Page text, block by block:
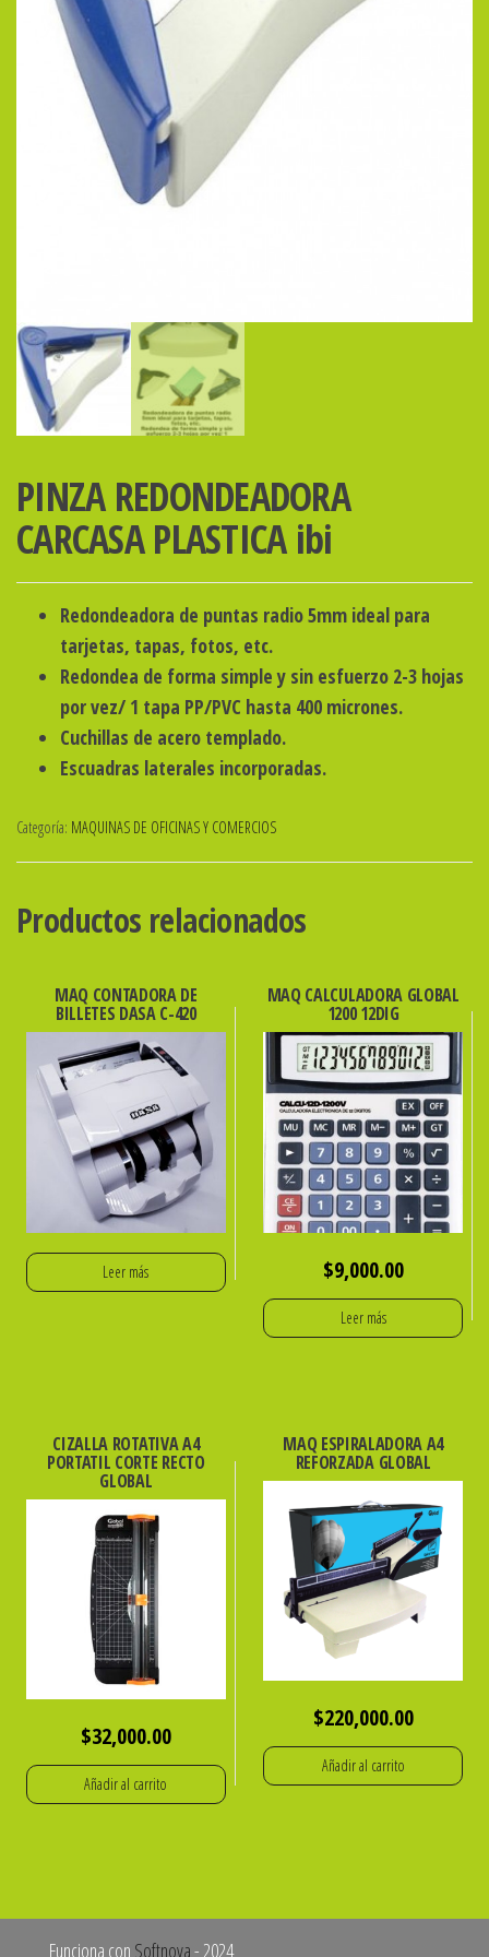
PINZA REDONDEADORA
CARCASA PLASTICA ibi
Redondeadora de puntas radio 5mm ideal para
tarjetas, tapas, fotos, etc.
Redondea de forma simple y sin esfuerzo 2-3 hojas
por vez/ 1 tapa PP/PVC hasta 400 micrones.
Cuchillas de acero templado.
Escuadras laterales incorporadas.
Categoría: MAQUINAS DE OFICINAS Y COMERCIOS
Productos relacionados
MAQ CONTADORA DE
BILLETES DASA C-420
Leer más
MAQ CALCULADORA GLOBAL
1200 12DIG
$9,000.00
Leer más
CIZALLA ROTATIVA A4
PORTATIL CORTE RECTO
GLOBAL
$32,000.00
Añadir al carrito
MAQ ESPIRALADORA A4
REFORZADA GLOBAL
$220,000.00
Añadir al carrito
Funciona con Softnova- 2024